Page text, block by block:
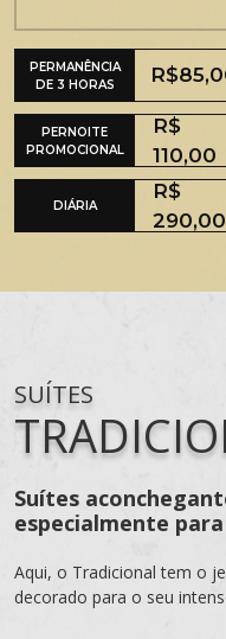
PERMANÊNCIA
DE 3 HORAS
PERNOITE
PROMOCIONAL
R$
110,00
DIÁRIA
R$
290,00
SUÍTES
Suítes
especialmente
Aqui, o Tradicional tem o
decorado para o seu